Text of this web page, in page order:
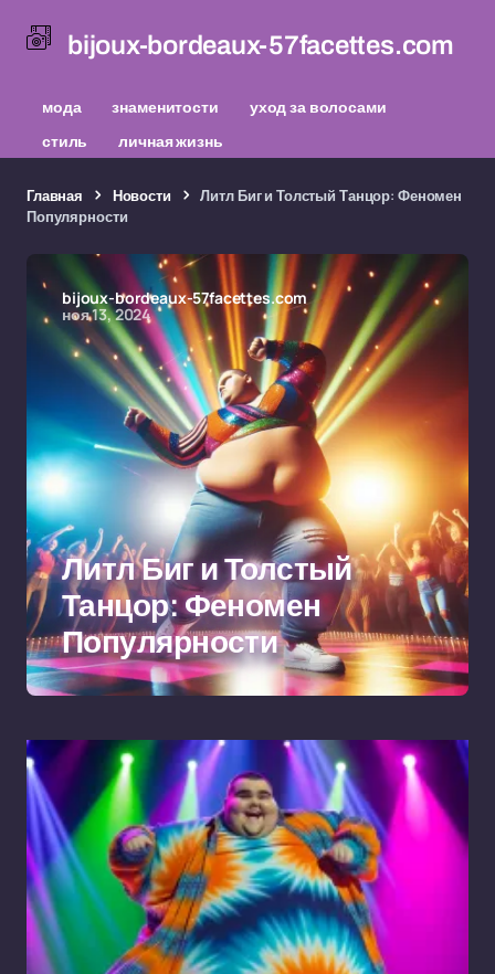
bijoux-bordeaux-57facettes.com
мода знаменитости
уход за волосами
стиль
личная жизнь
Главная Новости
Литл Биг и Толстый Танцор: Феномен
Популярности
bijoux-bordeaux-57facettes.com
ноя 13, 2024
Литл Биг и Толстый
Танцор: Феномен
Популярности